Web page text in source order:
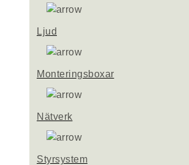
Ljud
Monteringsboxar
Nätverk
Styrsystem